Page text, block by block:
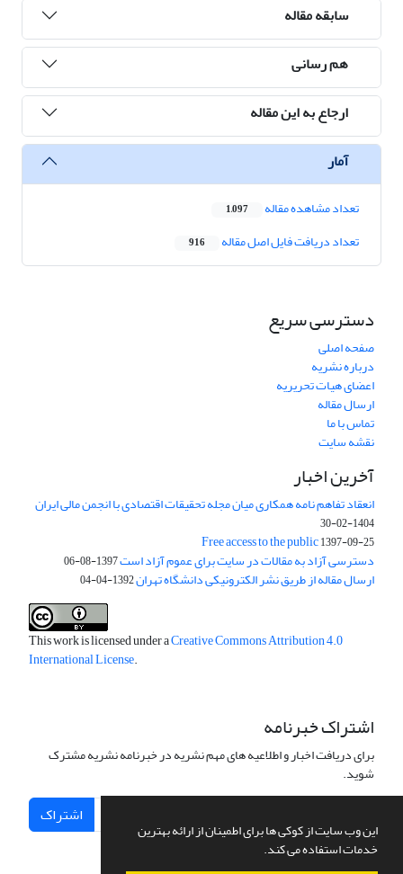
این وب سایت از کوکی ها برای اطمینان از ارائه بهترین
خدمات استفاده می کند.
سابقه مقاله
هم رسانی
ارجاع به این مقاله
آمار
تعداد مشاهده مقاله 1,097
تعداد دریافت فایل اصل مقاله 916
دسترسی سریع
صفحه اصلی
درباره نشریه
اعضای هیات تحریریه
ارسال مقاله
تماس با ما
نقشه سایت
آخرین اخبار
انعقاد تفاهم نامه همکاری میان مجله تحقیقات اقتصادی با انجمن مالی ایران
1404-02-30
Free access to the public1397-09-25
دسترسی آزاد به مقالات در سایت برای عموم آزاد است1397-08-06
ارسال مقاله از طریق نشر الکترونیکی دانشگاه تهران1392-04-04
This work is licensed under aCreative Commons Attribution 4.0
International License.
اشتراک خبرنامه
برای دریافت اخبار و اطلاعیه های مهم نشریه در خبرنامه نشریه مشترک
شوید.
اشتراک